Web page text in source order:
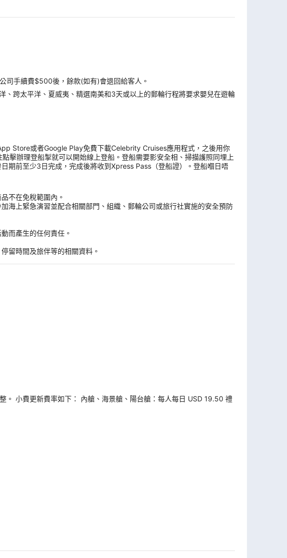
司手續費$500後，餘款(如有)會退回給客人。
跨太平洋、夏威夷、精選南美和3天或以上的郵輪行程將要求嬰兒在遊輪
Store或者Google Play免費下載Celebrity Cruises應用程式，之後用你
擊辦理登船掣就可以開始線上登船。登船需要影安全相、掃描護照同埋上
期前至少3日完成，完成後將收到Xpress Pass（登船證）。登船嗰日唔
不在免稅範圍內。
海上緊急演習並配合相關部門、組織、郵輪公司或旅行社實施的安全預防
而產生的任何責任。
留時間及旅伴等的相關資料。
小費更新費率如下： 內艙、海景艙、陽台艙：每人每日 USD 19.50 禮